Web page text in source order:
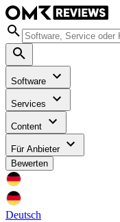
Software
Services
Content
Für Anbieter
Bewerten
Deutsch